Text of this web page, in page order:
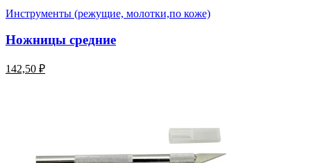
Инструменты (режущие, молотки,по коже)
Ножницы средние
142,50 ₽